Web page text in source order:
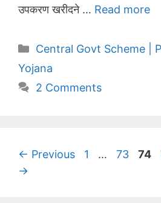
उपकरण खरीदने … Read more
Categories
Central Govt Scheme |
Yojana
2 Comments
← Previous Page
1 … Page
73 74
→